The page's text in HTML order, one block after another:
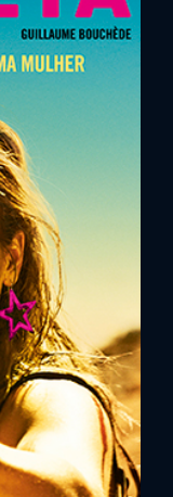
Password?
and
.